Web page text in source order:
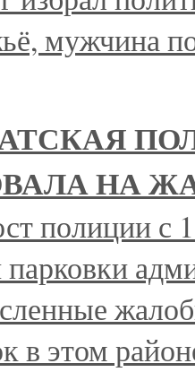
мужчина
НА
полиции с
в этом